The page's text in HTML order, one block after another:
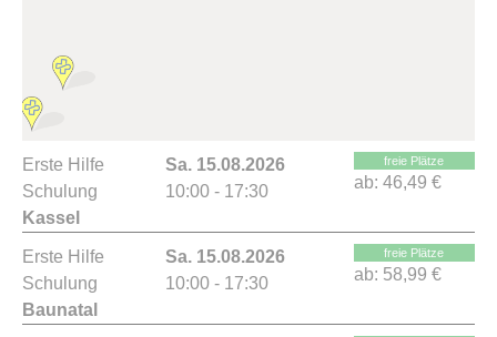
Erste Hilfe
Schulung
Kassel
Sa. 15.08.2026
10:00 - 17:30
freie Plätze
ab: 46,49 €
Erste Hilfe
Schulung
Baunatal
Sa. 15.08.2026
10:00 - 17:30
freie Plätze
ab: 58,99 €